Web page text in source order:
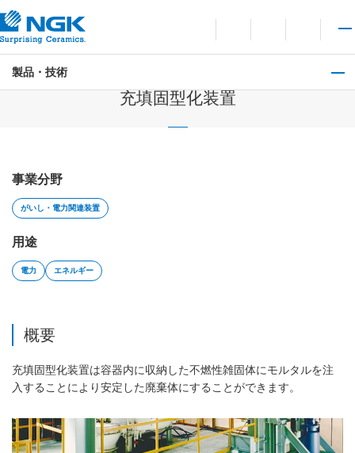
言語切り替えメニュー
サイト内検索を開
お問い合わせ
メイ
製品・技術
充填固型化装置
事業分野
がいし・電力関連装置
用途
電力 エネルギー
概要
充填固型化装置は容器内に収納した不燃性雑固体にモルタルを注
入することにより安定した廃棄体にすることができます。